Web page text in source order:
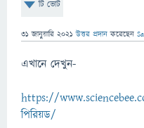
টি ভোট
31 জানুয়ারি 2021 উত্তর প্রদান করেছেন
এখানে দেখুন-
https://
পিরিয়ড/